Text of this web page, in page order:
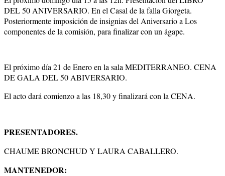
DEL 50 ANIVERSARIO. En el Casal de la falla Giorgeta.
Posteriormente imposición de insignias del Aniversario a Los
componentes de la comisión, para finalizar con un ágape.
El próximo día 21 de Enero en la sala MEDITERRANEO. CENA
DE GALA DEL 50 ABIVERSARIO.
El acto dará comienzo a las 18,30 y finalizará con la CENA.
PRESENTADORES.
CHAUME BRONCHUD Y LAURA CABALLERO.
MANTENEDOR: